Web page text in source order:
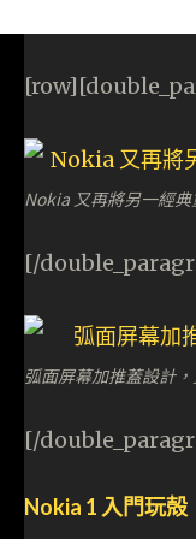
Nokia 又再將另一經
[/
弧面屏幕加推蓋設計
[/
Nokia 1 入門玩殻